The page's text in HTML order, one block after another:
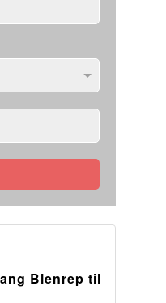
Blenrep til